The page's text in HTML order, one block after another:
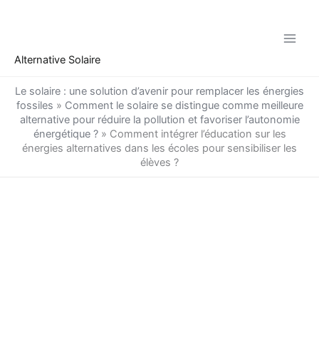
Alternative Solaire
Le solaire : une solution d’avenir pour remplacer les énergies
fossiles » Comment le solaire se distingue comme meilleure
alternative pour réduire la pollution et favoriser l’autonomie
énergétique ?» Comment intégrer l’éducation sur les
énergies alternatives dans les écoles pour sensibiliser les
élèves ?